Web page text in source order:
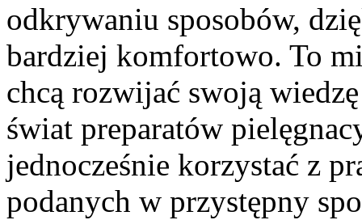
odkrywaniu sposobów,
bardziej komfortowo. To
chcą rozwijać swoją
świat preparatów
jednocześnie korzystać z
podanych w przystępny